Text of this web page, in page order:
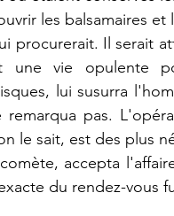
les balsamaires
procurerait. Il serait
une vie opulente
lui susurra
remarqua pas.
le sait, est des plus
accepta
du rendez-vous